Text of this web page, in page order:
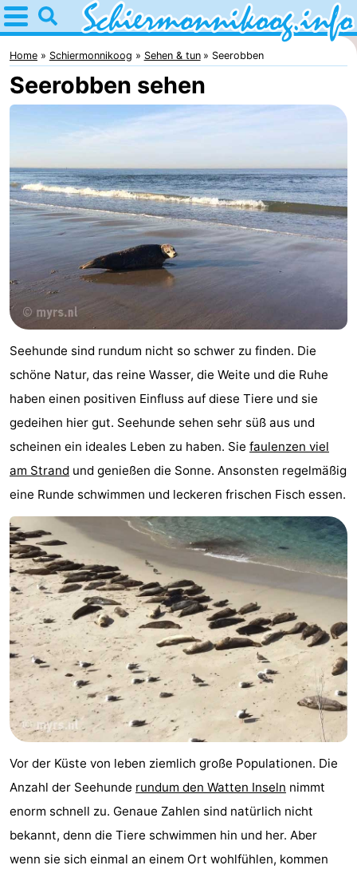
Home
Schiermonnikoog
Tipps
Nationalpark
Friesischen
Inseln
Wattenmeer
Geschichte
Appartements
Noderstraun
-
Schierduin
Vitamaris
Campingplätze
Ferienhäuser
-
Resort
Schierduin
-
Vitamaris
Hotels
Lastminutes
Strand
Sehen
&
tun
-
Museen
-
Home Schiermonnikoog Sehen & tun Seerobben
Seerobben sehen
Seehunde sind rundum nicht so schwer zu finden. Die
schöne Natur, das reine Wasser, die Weite und die Ruhe
haben einen positiven Einfluss auf diese Tiere und sie
gedeihen hier gut. Seehunde sehen sehr süß aus und
scheinen ein ideales Leben zu haben. Sie faulenzen viel
am Strand und genießen die Sonne. Ansonsten regelmäßig
eine Runde schwimmen und leckeren frischen Fisch essen.
Vor der Küste von leben ziemlich große Populationen. Die
Anzahl der Seehunde rundum den Watten Inseln nimmt
enorm schnell zu. Genaue Zahlen sind natürlich nicht
bekannt, denn die Tiere schwimmen hin und her. Aber
wenn sie sich einmal an einem Ort wohlfühlen, kommen